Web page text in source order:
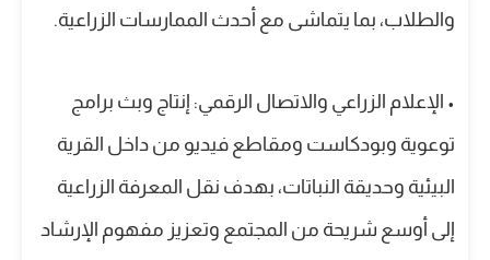
والطلاب، بما يتماشى مع أحدث الممارسات الزراعية.
• الإعلام الزراعي والاتصال الرقمي: إنتاج وبث برامج
توعوية وبودكاست ومقاطع فيديو من داخل القرية
البيئية وحديقة النباتات، بهدف نقل المعرفة الزراعية
إلى أوسع شريحة من المجتمع وتعزيز مفهوم الإرشاد